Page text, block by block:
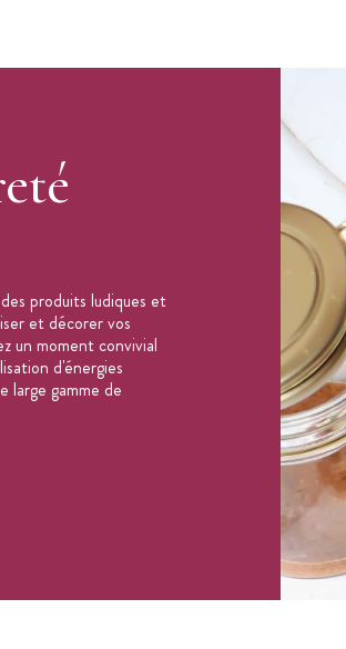
produits ludiques et
et décorer vos
un moment convivial
d'énergies
large gamme de